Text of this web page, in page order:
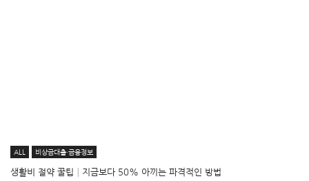
ALL 비상금대출·금융정보
생활비 절약 꿀팁│지금보다 50% 아끼는 파격적인 방법